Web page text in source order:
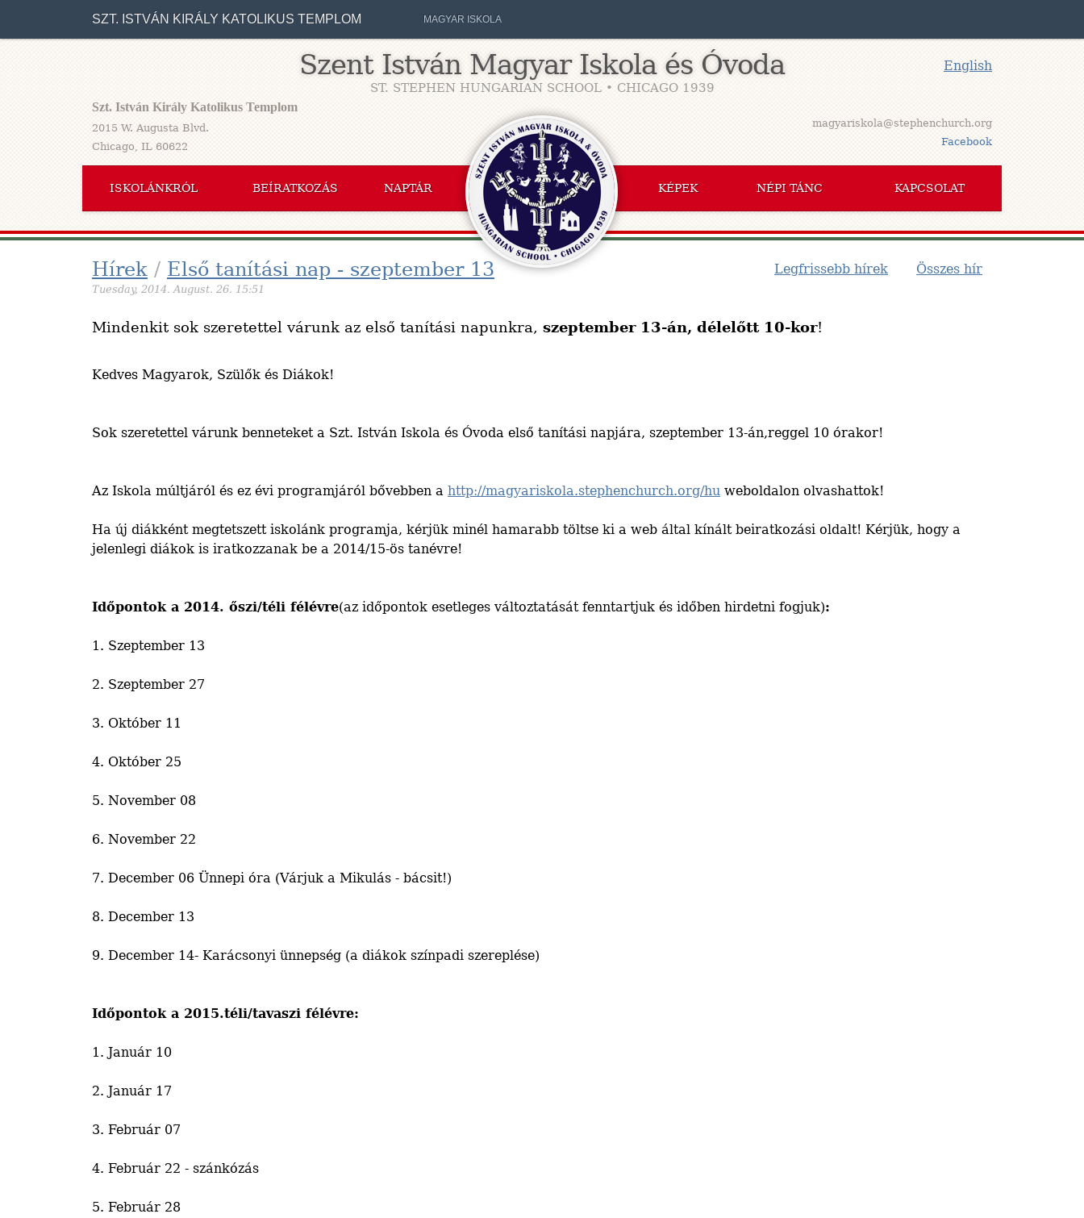
SZT. ISTVÁN KIRÁLY KATOLIKUS TEMPLOM MAGYAR ISKOLA
Szent István Magyar Iskola és Óvoda
ST. STEPHEN HUNGARIAN SCHOOL • CHICAGO 1939
English
Szt. István Király Katolikus Templom
2015 W. Augusta Blvd.
Chicago, IL 60622
magyariskola@stephenchurch.org
Facebook
ISKOLÁNKRÓL BEÍRATKOZÁS NAPTÁR KÉPEK NÉPI TÁNC KAPCSOLAT
Hírek / Első tanítási nap - szeptember 13
Tuesday, 2014. August. 26. 15:51
Legfrissebb hírek Összes hír
Mindenkit sok szeretettel várunk az első tanítási napunkra, szeptember 13-án, délelőtt 10-kor!
Kedves Magyarok, Szülők és Diákok!
Sok szeretettel várunk benneteket a Szt. István Iskola és Óvoda első tanítási napjára, szeptember 13-án,reggel 10 órakor!
Az Iskola múltjáról és ez évi programjáról bővebben a http://magyariskola.stephenchurch.org/hu weboldalon olvashattok!
Ha új diákként megtetszett iskolánk programja, kérjük minél hamarabb töltse ki a web által kínált beiratkozási oldalt! Kérjük, hogy a
jelenlegi diákok is iratkozzanak be a 2014/15-ös tanévre!
Időpontok a 2014. őszi/téli félévre(az időpontok esetleges változtatását fenntartjuk és időben hirdetni fogjuk):
1. Szeptember 13
2. Szeptember 27
3. Október 11
4. Október 25
5. November 08
6. November 22
7. December 06 Ünnepi óra (Várjuk a Mikulás - bácsit!)
8. December 13
9. December 14- Karácsonyi ünnepség (a diákok színpadi szereplése)
Időpontok a 2015.téli/tavaszi félévre:
1. Január 10
2. Január 17
3. Február 07
4. Február 22 - szánkózás
5. Február 28